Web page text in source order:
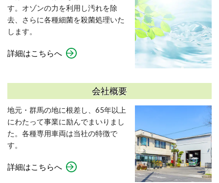
す。オゾンの力を利用し汚れを除
去、さらに各種細菌を殺菌処理いた
します。
詳細はこちらへ
会社概要
地元・群馬の地に根差し、65年以上
にわたって事業に励んでまいりまし
た。各種専用車両は当社の特徴で
す。
詳細はこちらへ